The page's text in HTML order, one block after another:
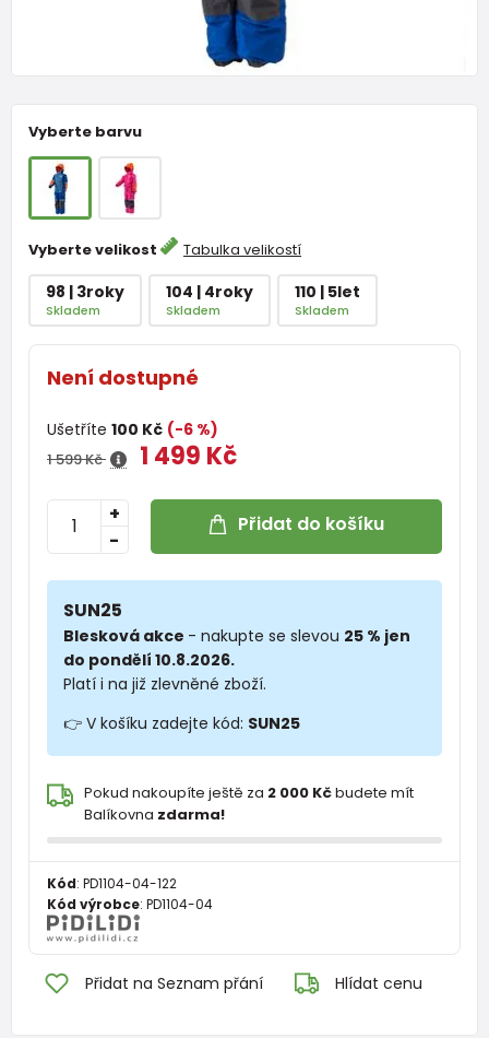
Vyberte barvu
Vyberte velikost Tabulka velikostí
98 | 3roky
Skladem
104 | 4roky
Skladem
110 | 5let
Skladem
Není dostupné
Ušetříte 100 Kč (-6 %)
1 599 Kč 1 499 Kč
-
+ Přidat do košíku
SUN25
Blesková akce - nakupte se slevou 25 % jen
do pondělí 10.8.2026.
Platí i na již zlevněné zboží.
👉 V košíku zadejte kód: SUN25
Pokud nakoupíte ještě za 2 000 Kčbudete mít
Balíkovna zdarma!
Kód: PD1104-04-122
Kód výrobce: PD1104-04
Přidat na Seznam přání Hlídat cenu